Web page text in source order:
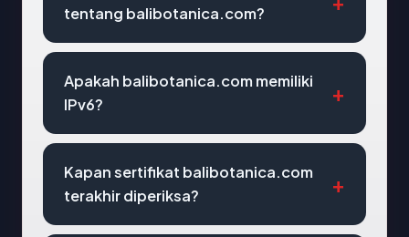
tentang balibotanica.com?
Apakah balibotanica.com memiliki
IPv6?
Kapan sertifikat balibotanica.com
terakhir diperiksa?